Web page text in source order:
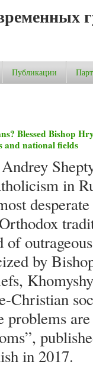
Публикации
Blessed Bishop
and national fields
in
of
by
Christian
problems
in 2017.